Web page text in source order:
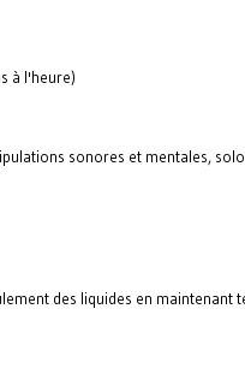
à l'heure)
sonores et mentales,
des liquides en